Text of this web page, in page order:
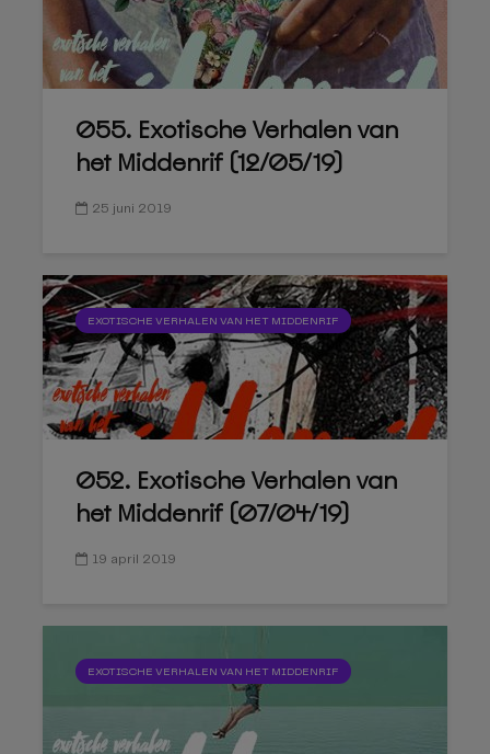
055. Exotische Verhalen van
het Middenrif (12/05/19)
25 juni 2019
EXOTISCHE VERHALEN VAN HET MIDDENRIF
052. Exotische Verhalen van
het Middenrif (07/04/19)
19 april 2019
EXOTISCHE VERHALEN VAN HET MIDDENRIF